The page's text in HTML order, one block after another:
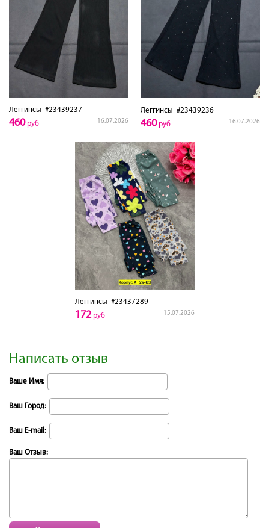
Леггинсы #23439237
16.07.2026
460руб
Леггинсы #23439236
16.07.2026
460руб
Леггинсы #23437289
15.07.2026
172руб
Написать отзыв
Ваше Имя:
Ваш Город:
Ваш E-mail:
Ваш Отзыв: